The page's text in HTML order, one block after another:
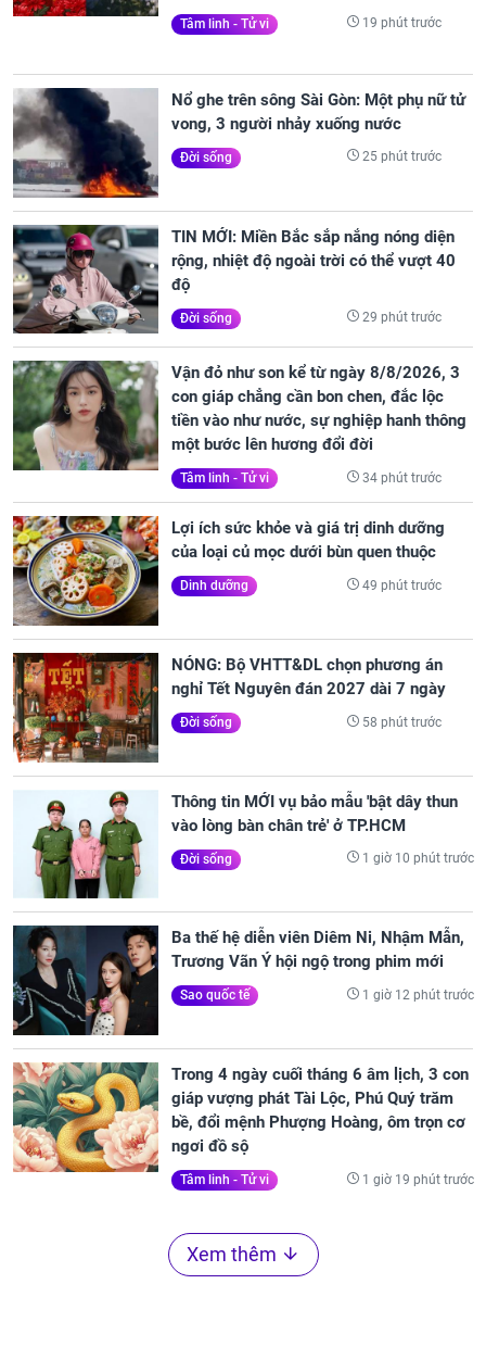
Tâm linh - Tử vi 19 phút trước
Nổ ghe trên sông Sài Gòn: Một phụ nữ tử
vong, 3 người nhảy xuống nước
Đời sống 25 phút trước
TIN MỚI: Miền Bắc sắp nắng nóng diện
rộng, nhiệt độ ngoài trời có thể vượt 40
độ
Đời sống 29 phút trước
Vận đỏ như son kể từ ngày 8/8/2026, 3
con giáp chẳng cần bon chen, đắc lộc
tiền vào như nước, sự nghiệp hanh thông
một bước lên hương đổi đời
Tâm linh - Tử vi 34 phút trước
Lợi ích sức khỏe và giá trị dinh dưỡng
của loại củ mọc dưới bùn quen thuộc
Dinh dưỡng 49 phút trước
NÓNG: Bộ VHTT&DL chọn phương án
nghỉ Tết Nguyên đán 2027 dài 7 ngày
Đời sống 58 phút trước
Thông tin MỚI vụ bảo mẫu 'bật dây thun
vào lòng bàn chân trẻ' ở TP.HCM
Đời sống 1 giờ 10 phút trước
Ba thế hệ diễn viên Diêm Ni, Nhậm Mẫn,
Trương Vãn Ý hội ngộ trong phim mới
Sao quốc tế 1 giờ 12 phút trước
Trong 4 ngày cuối tháng 6 âm lịch, 3 con
giáp vượng phát Tài Lộc, Phú Quý trăm
bề, đổi mệnh Phượng Hoàng, ôm trọn cơ
ngơi đồ sộ
Tâm linh - Tử vi 1 giờ 19 phút trước
Xem thêm